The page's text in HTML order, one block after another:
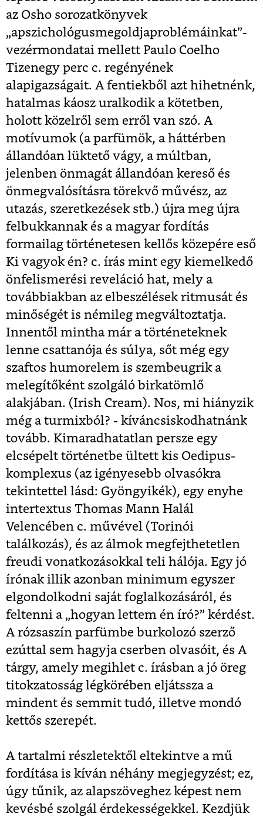
az Osho sorozatkönyvek
„apszichológusmegoldjaproblémáinkat”-
vezérmondatai mellett Paulo Coelho
Tizenegy perc c. regényének
alapigazságait. A fentiekből azt hihetnénk,
hatalmas káosz uralkodik a kötetben,
holott közelről sem erről van szó. A
motívumok (a parfümök, a háttérben
állandóan lüktető vágy, a múltban,
jelenben önmagát állandóan kereső és
önmegvalósításra törekvő művész, az
utazás, szeretkezések stb.) újra meg újra
felbukkannak és a magyar fordítás
formailag történetesen kellős közepére eső
Ki vagyok én? c. írás mint egy kiemelkedő
önfelismerési reveláció hat, mely a
továbbiakban az elbeszélések ritmusát és
minőségét is némileg megváltoztatja.
Innentől mintha már a történeteknek
lenne csattanója és súlya, sőt még egy
szaftos humorelem is szembeugrik a
melegítőként szolgáló birkatömlő
alakjában. (Irish Cream). Nos, mi hiányzik
még a turmixból? - kíváncsiskodhatnánk
tovább. Kimaradhatatlan persze egy
elcsépelt történetbe ültett kis Oedipus-
komplexus (az igényesebb olvasókra
tekintettel lásd: Gyöngyikék), egy enyhe
intertextus Thomas Mann Halál
Velencében c. művével (Torinói
találkozás), és az álmok megfejthetetlen
freudi vonatkozásokkal teli hálója. Egy jó
írónak illik azonban minimum egyszer
elgondolkodni saját foglalkozásáról, és
feltenni a „hogyan lettem én író?” kérdést.
A rózsaszín parfümbe burkolozó szerző
ezúttal sem hagyja cserben olvasóit, és A
tárgy, amely megihlet c. írásban a jó öreg
titokzatosság légkörében eljátssza a
mindent és semmit tudó, illetve mondó
kettős szerepét.
A tartalmi részletektől eltekintve a mű
fordítása is kíván néhány megjegyzést; ez,
úgy tűnik, az alapszöveghez képest nem
kevésbé szolgál érdekességekkel. Kezdjük